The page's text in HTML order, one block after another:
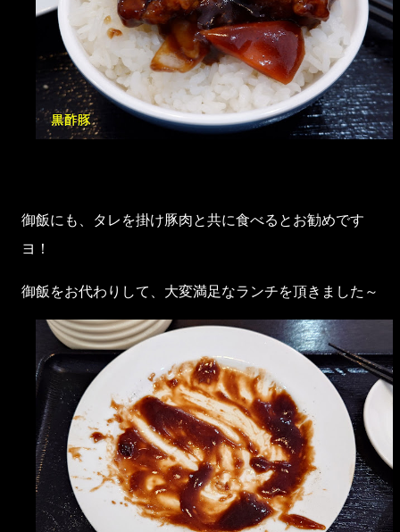
御飯にも、タレを掛け豚肉と共に食べるとお勧めです
ヨ！
御飯をお代わりして、大変満足なランチを頂きました～